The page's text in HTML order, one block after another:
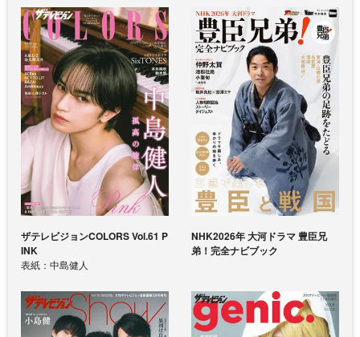
ザテレビジョンCOLORS Vol.61 P
INK
表紙：中島健人
NHK2026年 大河ドラマ 豊臣兄
弟！完全ナビブック